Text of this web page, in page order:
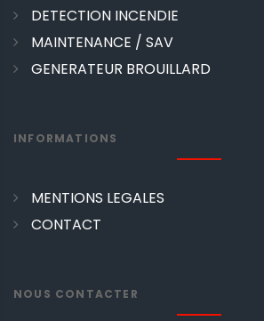
DETECTION INCENDIE
MAINTENANCE / SAV
GENERATEUR BROUILLARD
INFORMATIONS
MENTIONS LEGALES
CONTACT
NOUS CONTACTER